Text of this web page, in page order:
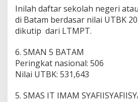
Inilah daftar sekolah negeri
di Batam berdasar nilai UTBK
dikutip dari LTMPT.
6. SMAN 5 BATAM
Peringkat nasional: 506
Nilai UTBK: 531,643
5. SMAS IT IMAM